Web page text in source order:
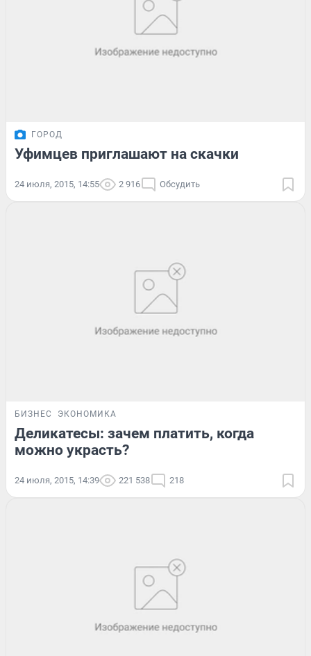
ГОРОД
Уфимцев приглашают на скачки
24 июля, 2015, 14:55 2 916 Обсудить
БИЗНЕС ЭКОНОМИКА
Деликатесы: зачем платить, когда
можно украсть?
24 июля, 2015, 14:39 221 538 218